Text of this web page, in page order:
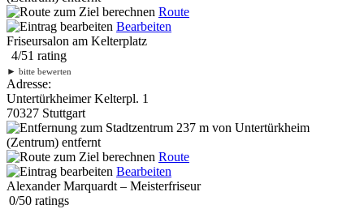
Route
Bearbeiten
Friseursalon am Kelterplatz
4/51 rating
► bitte bewerten
Adresse:
Untertürkheimer Kelterpl. 1
70327 Stuttgart
237 m von Untertürkheim
(Zentrum) entfernt
Route
Bearbeiten
Alexander Marquardt – Meisterfriseur
0/50 ratings